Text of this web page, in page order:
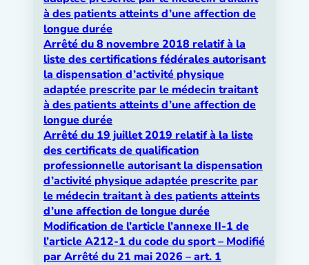
à des patients atteints d’une affection de
longue durée
Arrêté du 8 novembre 2018 relatif à la
liste des certifications fédérales autorisant
la dispensation d’activité physique
adaptée prescrite par le médecin traitant
à des patients atteints d’une affection de
longue durée
Arrêté du 19 juillet 2019 relatif à la liste
des certificats de qualification
professionnelle autorisant la dispensation
d’activité physique adaptée prescrite par
le médecin traitant à des patients atteints
d’une affection de longue durée
Modification de l’article l’annexe II-1 de
l’article A212-1 du code du sport – Modifié
par Arrêté du 21 mai 2026 – art. 1